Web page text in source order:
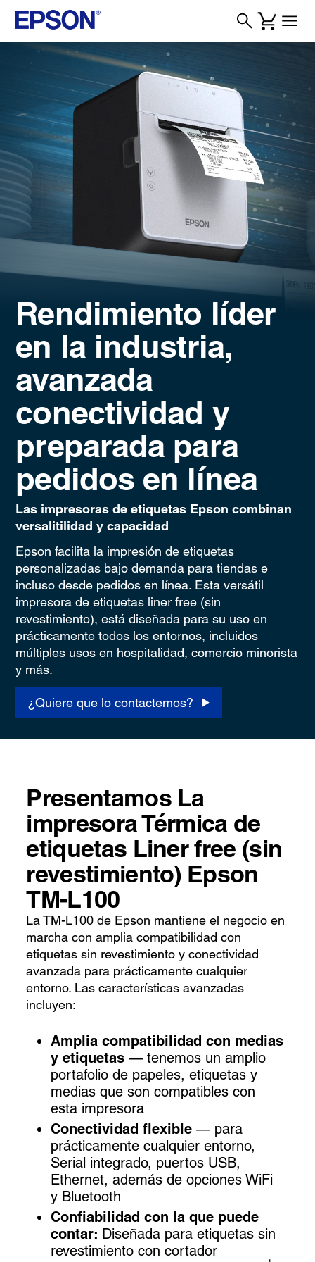
Rendimiento líder
en la industria,
avanzada
conectividad y
preparada para
pedidos en línea
Las impresoras de etiquetas Epson combinan
versalitilidad y capacidad
Epson facilita la impresión de etiquetas
personalizadas bajo demanda para tiendas e
incluso desde pedidos en línea. Esta versátil
impresora de etiquetas liner free (sin
revestimiento), está diseñada para su uso en
prácticamente todos los entornos, incluidos
múltiples usos en hospitalidad, comercio minorista
y más.
¿Quiere que lo contactemos?
Presentamos La
impresora Térmica de
etiquetas Liner free (sin
revestimiento) Epson
TM-L100
La TM-L100 de Epson mantiene el negocio en
marcha con amplia compatibilidad con
etiquetas sin revestimiento y conectividad
avanzada para prácticamente cualquier
entorno. Las características avanzadas
incluyen:
Amplia compatibilidad con medias
y etiquetas — tenemos un amplio
portafolio de papeles, etiquetas y
medias que son compatibles con
esta impresora
Conectividad flexible— para
prácticamente cualquier entorno,
Serial integrado, puertos USB,
Ethernet, además de opciones WiFi
y Bluetooth
Confiabilidad con la que puede
contar: Diseñada para etiquetas sin
revestimiento con cortador